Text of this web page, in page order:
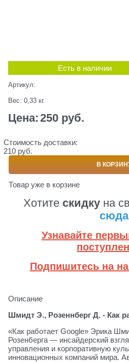
Есть в наличии
Артикул:
Вес: 0,33 кг.
Цена:250 руб.
Стоимость доставки:
210 руб.
В
Товар уже в корзине
Хотите скидку на
сюда
Узнавайте
Подпишитесь на
Описание
Шмидт Э., Розеннберг Д. - Как
«Как работает Google» Эрика
Розенберга — инсайдерский
управления и корпоративную
инновационных компаний мира.